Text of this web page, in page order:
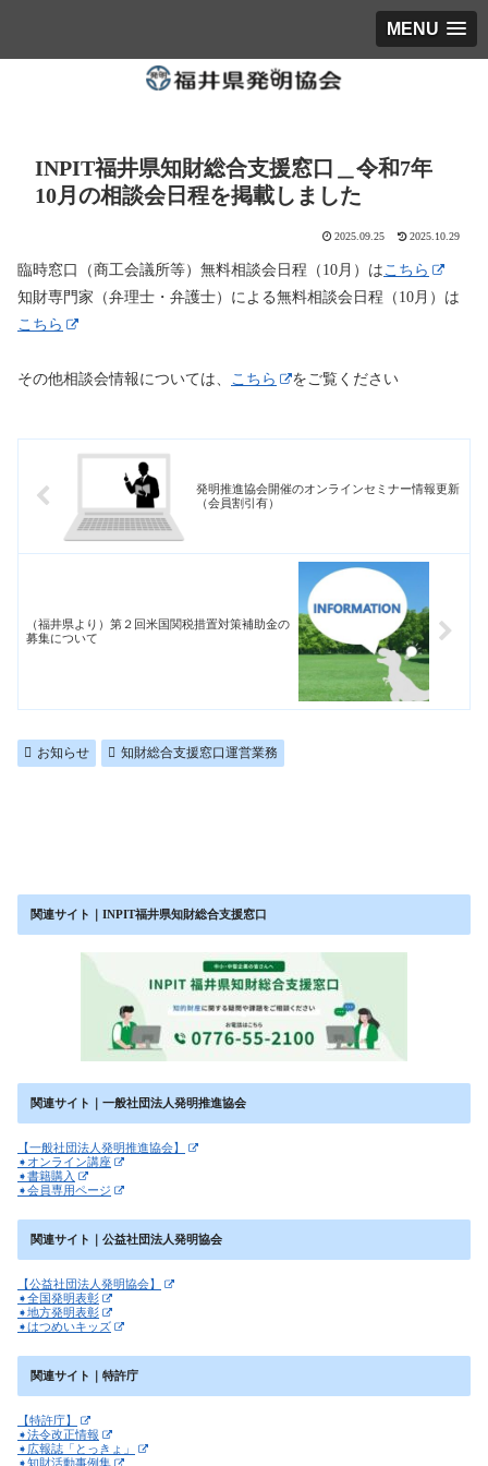
MENU
INPIT福井県知財総合支援窓口＿令和7年
10月の相談会日程を掲載しました
2025.09.25 2025.10.29
臨時窓口（商工会議所等）無料相談会日程（10月）はこちら
知財専門家（弁理士・弁護士）による無料相談会日程（10月）は
こちら
その他相談会情報については、 こちら をご覧ください
発明推進協会開催のオンラインセミナー情報更新
（会員割引有）
（福井県より）第２回米国関税措置対策補助金の
募集について
お知らせ 知財総合支援窓口運営業務
関連サイト｜INPIT福井県知財総合支援窓口
関連サイト｜一般社団法人発明推進協会
【一般社団法人発明推進協会】
➧オンライン講座
➧書籍購入
➧会員専用ページ
関連サイト｜公益社団法人発明協会
【公益社団法人発明協会】
➧全国発明表彰
➧地方発明表彰
➧はつめいキッズ
関連サイト｜特許庁
【特許庁】
➧法令改正情報
➧広報誌「とっきょ」
➧知財活動事例集